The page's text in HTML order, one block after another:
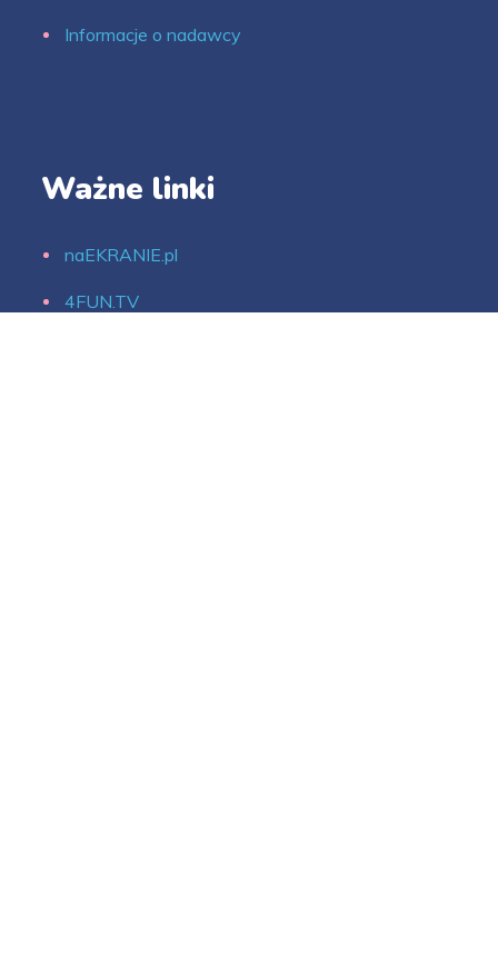
Informacje o nadawcy
Ważne linki
naEKRANIE.pl
4FUN.TV